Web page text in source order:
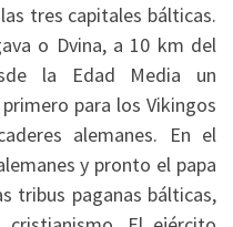
tres capitales bálticas.
o Dvina, a 10 km del
la Edad Media un
para los Vikingos
alemanes. En el
y pronto el papa
tribus paganas bálticas,